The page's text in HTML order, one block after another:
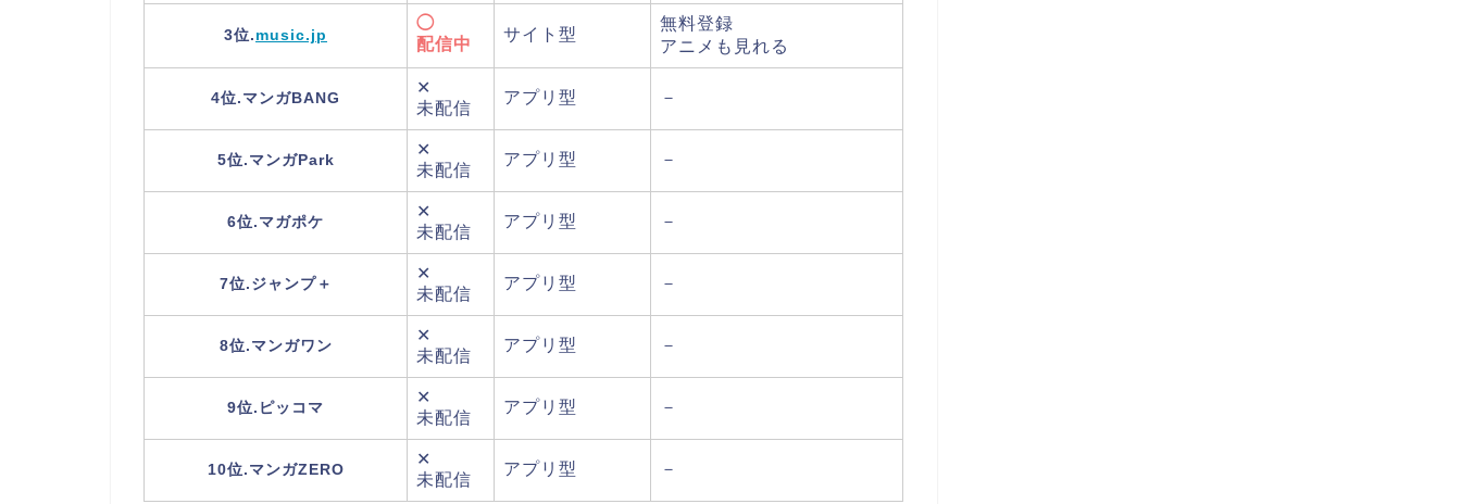
3位.music.jp
◯
配信中
サイト型
無料登録
アニメも見れる
4位.マンガBANG
✕
未配信
アプリ型 －
5位.マンガPark
✕
未配信
アプリ型 －
6位.マガポケ
✕
未配信
アプリ型 －
7位.ジャンプ＋
✕
未配信
アプリ型 －
8位.マンガワン
✕
未配信
アプリ型 －
9位.ピッコマ
✕
未配信
アプリ型 －
10位.マンガZERO
✕
未配信
アプリ型 －